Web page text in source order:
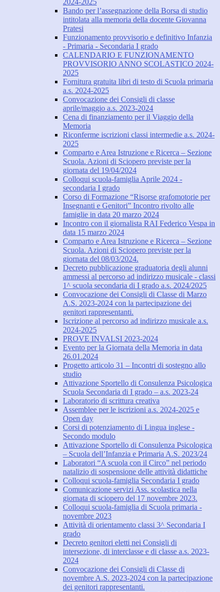
2024-2025
Bando per l’assegnazione della Borsa di studio
intitolata alla memoria della docente Giovanna
Pratesi
Funzionamento provvisorio e definitivo Infanzia
- Primaria - Secondaria I grado
CALENDARIO E FUNZIONAMENTO
PROVVISORIO ANNO SCOLASTICO 2024-
2025
Fornitura gratuita libri di testo di Scuola primaria
a.s. 2024-2025
Convocazione dei Consigli di classe
aprile/maggio a.s. 2023-2024
Cena di finanziamento per il Viaggio della
Memoria
Riconferme iscrizioni classi intermedie a.s. 2024-
2025
Comparto e Area Istruzione e Ricerca – Sezione
Scuola. Azioni di Sciopero previste per la
giornata del 19/04/2024
Colloqui scuola-famiglia Aprile 2024 -
secondaria I grado
Corso di Formazione “Risorse grafomotorie per
Insegnanti e Genitori” Incontro rivolto alle
famiglie in data 20 marzo 2024
Incontro con il giornalista RAI Federico Vespa in
data 15 marzo 2024
Comparto e Area Istruzione e Ricerca – Sezione
Scuola. Azioni di Sciopero previste per la
giornata del 08/03/2024.
Decreto pubblicazione graduatoria degli alunni
ammessi al percorso ad indirizzo musicale - classi
1^ scuola secondaria di I grado a.s. 2024/2025
Convocazione dei Consigli di Classe di Marzo
A.S. 2023-2024 con la partecipazione dei
genitori rappresentanti.
Iscrizione al percorso ad indirizzo musicale a.s.
2024-2025
PROVE INVALSI 2023-2024
Evento per la Giornata della Memoria in data
26.01.2024
Progetto articolo 31 – Incontri di sostegno allo
studio
Attivazione Sportello di Consulenza Psicologica
Scuola Secondaria di I grado – a.s. 2023-24
Laboratorio di scrittura creativa
Assemblee per le iscrizioni a.s. 2024-2025 e
Open day
Corsi di potenziamento di Lingua inglese -
Secondo modulo
Attivazione Sportello di Consulenza Psicologica
– Scuola dell’Infanzia e Primaria A.S. 2023/24
Laboratori “A scuola con il Circo” nel periodo
natalizio di sospensione delle attività didattiche
Colloqui scuola-famiglia Secondaria I grado
Comunicazione servizi Ass. scolastica nella
giornata di sciopero del 17 novembre 2023.
Colloqui scuola-famiglia di Scuola primaria -
novembre 2023
Attività di orientamento classi 3^ Secondaria I
grado
Decreto genitori eletti nei Consigli di
intersezione, di interclasse e di classe a.s. 2023-
2024
Convocazione dei Consigli di Classe di
novembre A.S. 2023-2024 con la partecipazione
dei genitori rappresentanti.